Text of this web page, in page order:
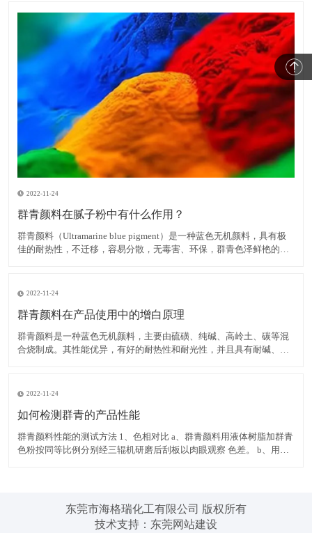
2022-11-24
群青颜料在腻子粉中有什么作用？
群青颜料（Ultramarine blue pigment）是一种蓝色无机颜料，具有极
佳的耐热性，不迁移，容易分散，无毒害、环保，群青色泽鲜艳的蓝
原料的灰暗色光，令腻子粉获得极
2022-11-24
群青颜料在产品使用中的增白原理
群青颜料是一种蓝色无机颜料，主要由硫磺、纯碱、高岭土、碳等混
合烧制成。其性能优异，有好的耐热性和耐光性，并且具有耐碱、不
在运用中不会导致同色异谱现象的出现，能消除白色物质内黄色色
2022-11-24
如何检测群青的产品性能
群青颜料性能的测试方法 1、色相对比 a、群青颜料用液体树脂加群青
色粉按同等比例分别经三辊机研磨后刮板以肉眼观察 色差。 b、用塑
东莞市海格瑞化工有限公司 版权所有
技术支持： 东莞网站建设